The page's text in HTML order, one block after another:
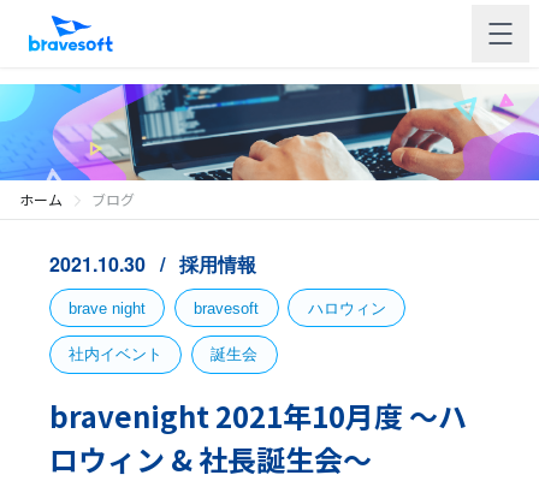
ホーム ブログ
2021.10.30 採用情報
brave night bravesoft ハロウィン
社内イベント 誕生会
bravenight 2021年10月度 〜ハ
ロウィン & 社長誕生会〜